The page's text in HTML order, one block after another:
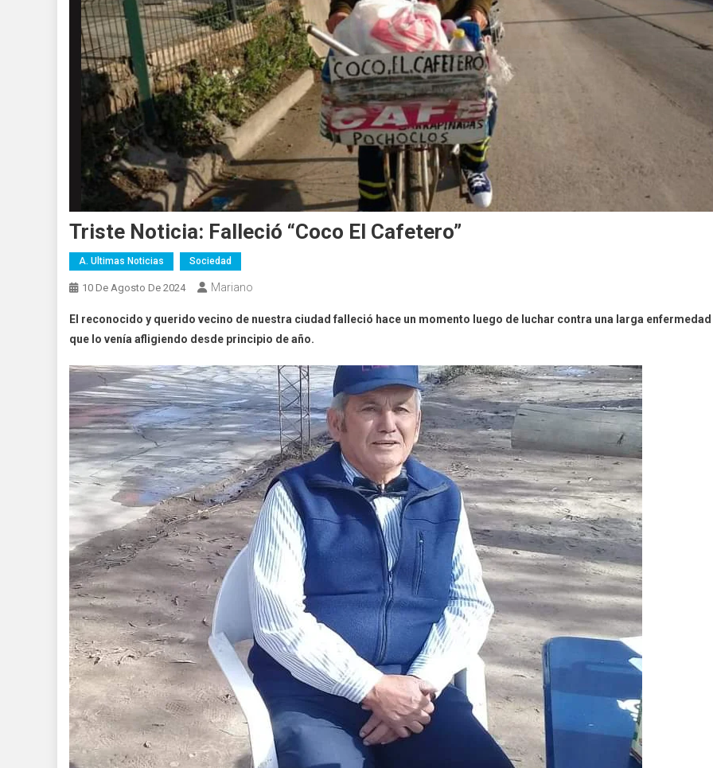
Triste Noticia: Falleció “Coco El Cafetero”
A. Ultimas Noticias Sociedad
10 De Agosto De 2024 Mariano
El reconocido y querido vecino de nuestra ciudad falleció hace un momento luego de luchar contra una larga enfermedad
que lo venía afligiendo desde principio de año.